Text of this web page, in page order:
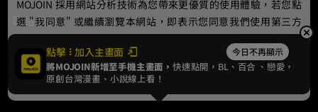
聯絡我們
© 2024 gamania Digital Entertainment Co., Ltd.
點擊 加入主畫面 今日不再顯示
將MOJOIN新增至手機主畫面，快速點開，BL、 百合 、戀愛，
原創台灣漫畫、小說線上看！
MOJOIN 採用網站分析技術為您帶來更優質的使用體驗，若您點
選 "我同意" 或繼續瀏覽本網站，即表示您同意我們使用第三方
Cookie，欲瞭解更多資訊請見隱私權政策。
我同意